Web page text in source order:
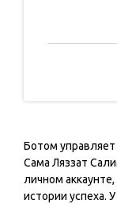
Ботом управляет
Сама Ляззат
личном
истории успеха.